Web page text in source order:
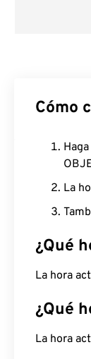
Cómo
La
¿Qué
La hora
¿Qué
La hora